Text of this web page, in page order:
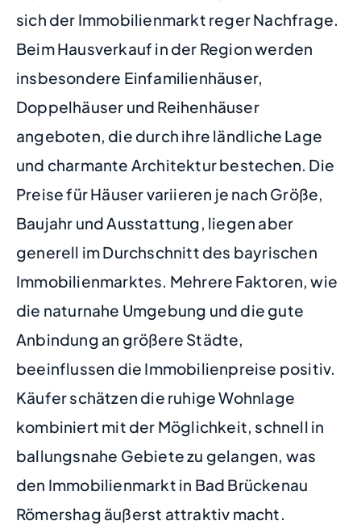
sich der Immobilienmarkt reger Nachfrage.
Beim Hausverkauf in der Region werden
insbesondere Einfamilienhäuser,
Doppelhäuser und Reihenhäuser
angeboten, die durch ihre ländliche Lage
und charmante Architektur bestechen. Die
Preise für Häuser variieren je nach Größe,
Baujahr und Ausstattung, liegen aber
generell im Durchschnitt des bayrischen
Immobilienmarktes. Mehrere Faktoren, wie
die naturnahe Umgebung und die gute
Anbindung an größere Städte,
beeinflussen die Immobilienpreise positiv.
Käufer schätzen die ruhige Wohnlage
kombiniert mit der Möglichkeit, schnell in
ballungsnahe Gebiete zu gelangen, was
den Immobilienmarkt in Bad Brückenau
Römershag äußerst attraktiv macht.